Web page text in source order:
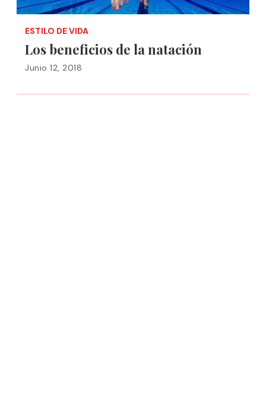
ESTILO DE VIDA
Los beneficios de la natación
Junio 12, 2018